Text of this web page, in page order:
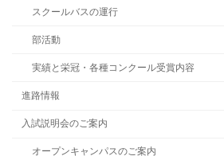
スクールバスの運行
部活動
実績と栄冠・各種コンクール受賞内容
進路情報
入試説明会のご案内
オープンキャンパスのご案内